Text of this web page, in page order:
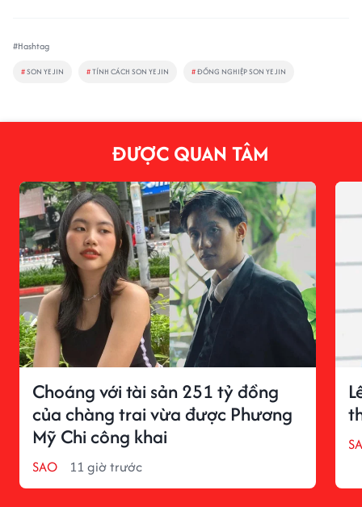
#Hashtag
#SON YE JIN #TÍNH CÁCH SON YE JIN #ĐỒNG NGHIỆP SON YE JIN
ĐƯỢC QUAN TÂM
Choáng với tài sản 251 tỷ đồng
của chàng trai vừa được Phương
Mỹ Chi công khai
SAO 11 giờ trước